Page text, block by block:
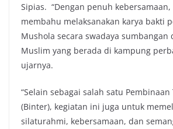
Sipias. “Dengan penuh
membahu melaksanakan karya bakti
Mushola secara swadaya sumbangan
Muslim yang berada di kampung
ujarnya.
“Selain sebagai salah satu
(Binter), kegiatan ini juga untuk
silaturahmi, kebersamaan, dan